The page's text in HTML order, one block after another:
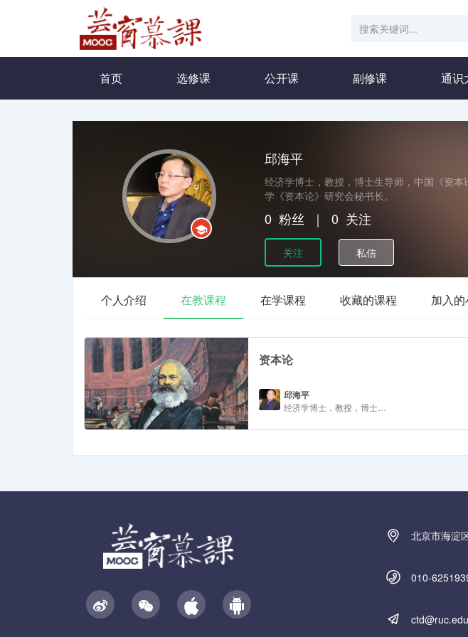
首页 选修课 公开课 副修课 通识
邱海平
经济学博士，教授，博士生导师，中国《资
学《资本论》研究会秘书长。
0 粉丝 ｜ 0 关注
关注 私信
个人介绍 在教课程 在学课程 收藏的课程 加入的
资本论
邱海平
北京市海淀
010-